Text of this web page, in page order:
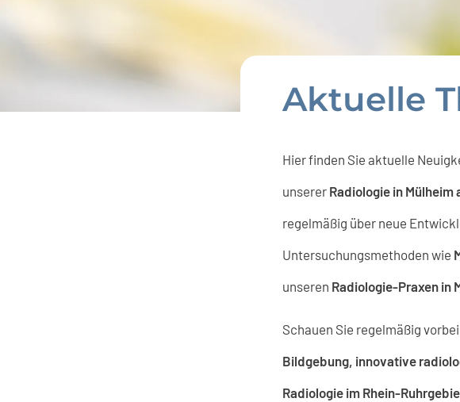
Aktuelle
Hier finden Sie aktuelle
unserer Radiologie in Mülheim
regelmäßig über neue
Untersuchungsmethoden wie
unseren Radiologie-Praxen in
Schauen Sie regelmäßig
Bildgebung, innovative
Radiologie im Rhein-